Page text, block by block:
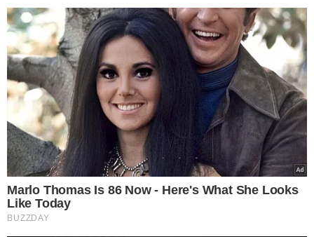
TÓPICOS
RAFAEL INAUGURA TRANSCERRADOS